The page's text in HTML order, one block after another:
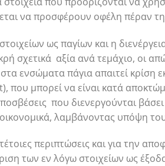
να προσφέρουν οφέλη πέραν
ως παγίων και η
σχετικά αξία ανά τεμάχιο, οι
ενσώματα πάγια απαιτεί κρίση
μπορεί να είναι κατά
που διενεργούνται
λαμβάνοντας υπόψη
περιπτώσεις και για την
των εν λόγω στοιχείων ως